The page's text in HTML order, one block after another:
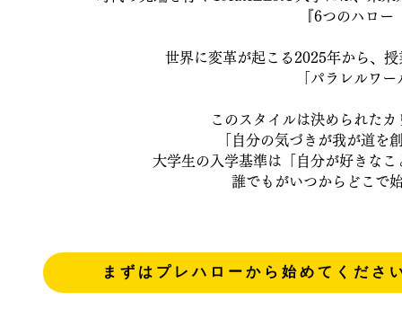
『6つのハロ
世界に変革が起こる2025年から、
「パラレルワ
このスタイルは決められた
「自分の気づきが我が道を
大学生の入学基準は「自分が好きな
誰でもがいつからどこで
まずはプレハローから始めてくださ